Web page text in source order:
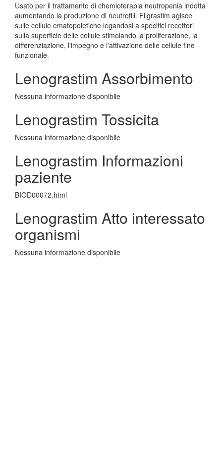
Usato per il trattamento di chemioterapia neutropenia indotta
aumentando la produzione di neutrofili. Filgrastim agisce
sulle cellule ematopoietiche legandosi a specifici recettori
sulla superficie delle cellule stimolando la proliferazione, la
differenziazione, l'impegno e l'attivazione delle cellule fine
funzionale.
Lenograstim Assorbimento
Nessuna informazione disponibile
Lenograstim Tossicita
Nessuna informazione disponibile
Lenograstim Informazioni
paziente
BIOD00072.html
Lenograstim Atto interessato
organismi
Nessuna informazione disponibile